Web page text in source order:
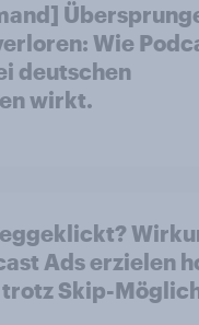
Wie
deutschen
wirkt.
Ads erzielen
trotz Skip-